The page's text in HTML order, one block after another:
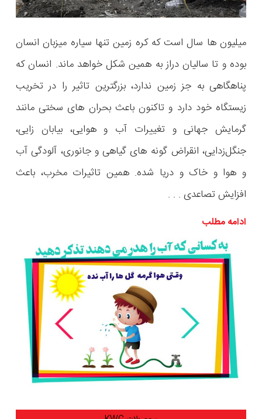
میلیون ها سال است که کره‌ زمین تنها سیاره میزبان انسان
بوده و تا سالیان دراز به همین شکل خواهد ماند. انسان که
پناهگاهی به جز زمین ندارد، بزرگترین تاثیر را در تخریب
زیستگاه خود دارد و تاکنون باعث بحران ‌های سختی مانند
گرمایش جهانی و تغییرات آب و هوایی، بیابان زایی،
جنگل‌زدایی، انقراض گونه های گیاهی و جانوری، آلودگی آب
و هوا و خاک و دریا شده. همین تاثیرات مخرب، باعث
افزایش تصاعدی . . .
ادامه مطلب